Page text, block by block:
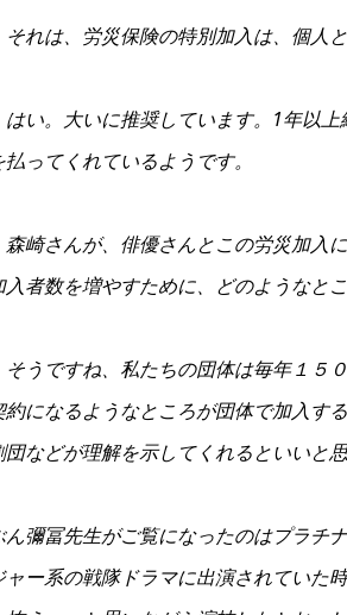
れは、労災保険の特別加入は、個人と
い。大いに推奨しています。1年以上
ってくれているようです。
崎さんが、俳優さんとこの労災加入に
入者数を増やすために、どのようなと
うですね、私たちの団体は毎年１５０
約になるようなところが団体で加入す
団などが理解を示してくれるといいと思
彌冨先生がご覧になったのはプラチ
ャー系の戦隊ドラマに出演されていた